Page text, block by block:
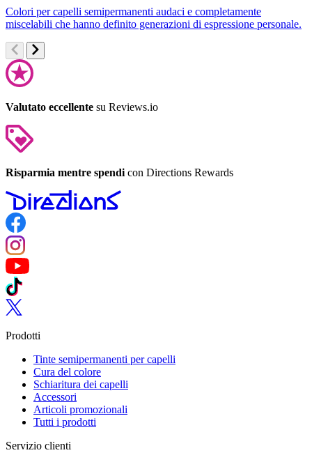
Colori per capelli semipermanenti audaci e completamente
miscelabili che hanno definito generazioni di espressione personale.
Valutato eccellente su Reviews.io
Risparmia mentre spendi con Directions Rewards
Follow us on Facebook
Follow us on Instagram
Follow us on YouTube
Follow us on TikTok
Follow us on Twitter
Prodotti
Tinte semipermanenti per capelli
Cura del colore
Schiaritura dei capelli
Accessori
Articoli promozionali
Tutti i prodotti
Servizio clienti